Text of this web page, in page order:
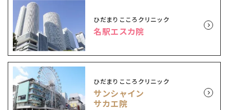
ひだまりこころクリニック
名駅エスカ院
ひだまりこころクリニック
サンシャイン
サカエ院